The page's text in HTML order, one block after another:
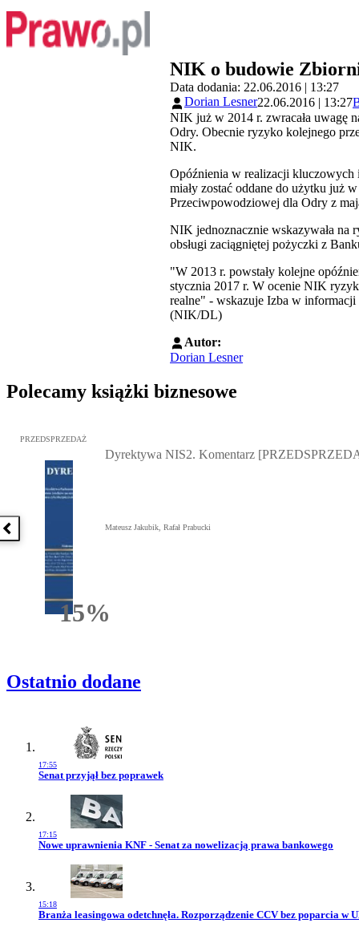
NIK o budowie
Data dodania: 22.06.2016 | 13:27
Dorian Lesner22.06.2016 | 13:27
NIK już w 2014 r. zwracała uwagę
Odry. Obecnie ryzyko kolejnego
NIK.
Opóźnienia w realizacji kluczowych
miały zostać oddane do użytku już
Przeciwpowodziowej dla Odry z
NIK jednoznacznie wskazywała na
obsługi zaciągniętej pożyczki z
"W 2013 r. powstały kolejne
stycznia 2017 r. W ocenie NIK
realne" - wskazuje Izba w
(NIK/DL)
Autor:
Dorian Lesner
Polecamy książki biznesowe
Poprzednia książka
Przejdź do: Dyrektywa NIS2. Komentarz [PRZEDSPRZEDAŻ],
PRZEDSPRZEDAŻ
15%Rabatu
Dyrektywa NIS2. Komentarz
Mateusz Jakubik, Rafał Prabucki
Ostatnio dodane
17:55
Przejdź do artykułu:
Senat przyjął bez poprawek
17:15
Przejdź do artykułu:
Nowe uprawnienia KNF - Senat za nowelizacją prawa bankowego
15:18
Przejdź do artykułu:
Branża leasingowa odetchnęła. Rozporządzenie CCV bez poparcia w